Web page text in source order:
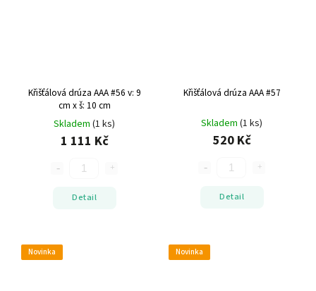
Křišťálová drúza AAA #56 v: 9
cm x š: 10 cm
Skladem (1 ks)
1 111 Kč
Detail
Křišťálová drúza AAA #57
Skladem (1 ks)
520 Kč
Detail
Novinka Novinka